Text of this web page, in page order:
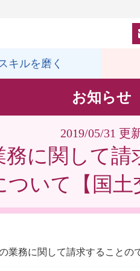
スキルを磨く
お知らせ
2019/05/31 更
に関して
ついて【国土
業務に関して請求すること